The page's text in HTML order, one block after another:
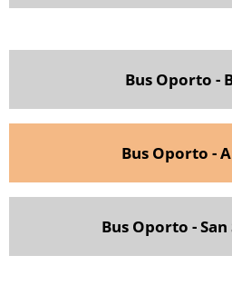
Bus Oporto -
Bus Oporto -
Bus Oporto -